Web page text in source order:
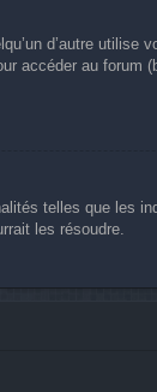
d’autre utilise
accéder au forum
telles que les
les résoudre.